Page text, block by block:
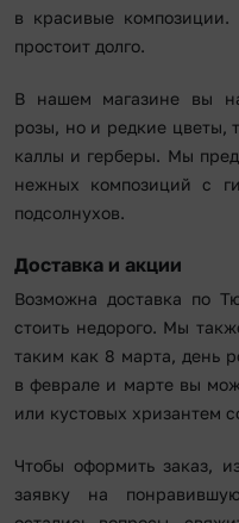
в красивые композиции.
простоит долго.
В нашем магазине вы
розы, но и редкие цветы,
каллы и герберы. Мы
нежных композиций с
подсолнухов.
Доставка и акции
Возможна доставка по
стоить недорого. Мы
таким как 8 марта, день
в феврале и марте вы
или кустовых хризантем
Чтобы оформить заказ,
заявку на